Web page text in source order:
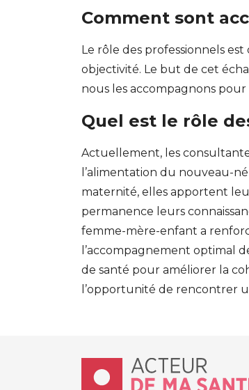
Comment sont
Le rôle des professionnels
objectivité. Le but de cet
nous les accompagnons
Quel est le rôle
Actuellement, les
l’alimentation du nouveau-
maternité, elles apportent
permanence leurs
femme-mère-enfant a
l’accompagnement optimal
de santé pour améliorer la
l’opportunité de rencontrer
Accueil - Acteur de ma